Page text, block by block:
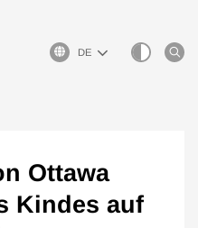
Sprachauswahl
Ottawa
Kindes auf